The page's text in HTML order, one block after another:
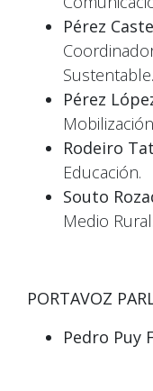
Pérez
Sustentable.
Pérez
Rodeiro
Educación.
Souto
Medio Rural.
PORTAVOZ
Pedro Puy